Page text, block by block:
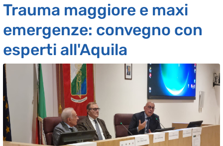
Trauma maggiore e maxi
emergenze: convegno con
esperti all'Aquila